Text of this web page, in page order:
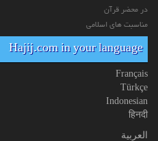
در محضر قرآن
مناسبت های اسلامی
Hajij.com in your language
Français
Türkçe
Indonesian
हिनदी
العربیة